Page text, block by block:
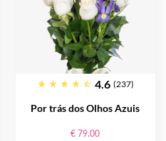
4.6 (237)
Por trás dos Olhos Azuis
€ 79.00